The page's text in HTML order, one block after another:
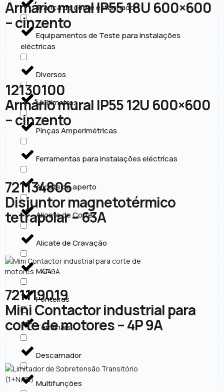
Trança de cobre estanhado
Equipamentos de Teste para instalações
eléctricas
Diversos
Multímetros
Pinças Amperimétricas
Ferramentas para instalações eléctricas
Alicate de aperto
Alicate de Corte
Alicate de Cravação
MC4
Ponteiras
Terminais
Descarnador
Multifunções
Armário mural IP55 18U 600×600
– cinzento
12130100
Armário mural IP55 12U 600×600
– cinzento
721134806
Disjuntor magnetotérmico
tetrapolar – 63A
721119019
Mini Contactor industrial para
corte de motores – 4P 9A